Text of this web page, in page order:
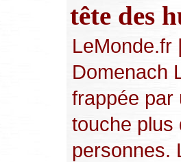
tête des
LeMonde.fr
Domenach
frappée par
touche plus
personnes.